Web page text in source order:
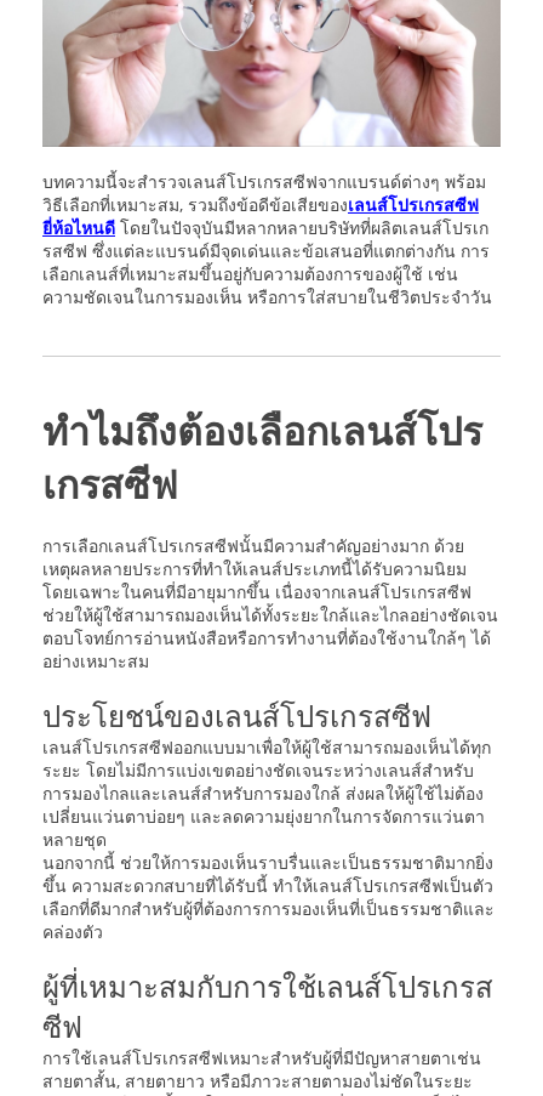
บทความนี้จะสำรวจเลนส์โปรเกรสซีฟจากแบรนด์ต่างๆ พร้อม
วิธีเลือกที่เหมาะสม, รวมถึงข้อดีข้อเสียของเลนส์โปรเกรสซีฟ
ยี่ห้อไหนดี โดยในปัจจุบันมีหลากหลายบริษัทที่ผลิตเลนส์โปรเก
รสซีฟ ซึ่งแต่ละแบรนด์มีจุดเด่นและข้อเสนอที่แตกต่างกัน การ
เลือกเลนส์ที่เหมาะสมขึ้นอยู่กับความต้องการของผู้ใช้ เช่น
ความชัดเจนในการมองเห็น หรือการใส่สบายในชีวิตประจำวัน
ทำไมถึงต้องเลือกเลนส์โปร
เกรสซีฟ
การเลือกเลนส์โปรเกรสซีฟนั้นมีความสำคัญอย่างมาก ด้วย
เหตุผลหลายประการที่ทำให้เลนส์ประเภทนี้ได้รับความนิยม
โดยเฉพาะในคนที่มีอายุมากขึ้น เนื่องจากเลนส์โปรเกรสซีฟ
ช่วยให้ผู้ใช้สามารถมองเห็นได้ทั้งระยะใกล้และไกลอย่างชัดเจน
ตอบโจทย์การอ่านหนังสือหรือการทำงานที่ต้องใช้งานใกล้ๆ ได้
อย่างเหมาะสม
ประโยชน์ของเลนส์โปรเกรสซีฟ
เลนส์โปรเกรสซีฟออกแบบมาเพื่อให้ผู้ใช้สามารถมองเห็นได้ทุก
ระยะ โดยไม่มีการแบ่งเขตอย่างชัดเจนระหว่างเลนส์สำหรับ
การมองไกลและเลนส์สำหรับการมองใกล้ ส่งผลให้ผู้ใช้ไม่ต้อง
เปลี่ยนแว่นตาบ่อยๆ และลดความยุ่งยากในการจัดการแว่นตา
หลายชุด
นอกจากนี้ ช่วยให้การมองเห็นราบรื่นและเป็นธรรมชาติมากยิ่ง
ขึ้น ความสะดวกสบายที่ได้รับนี้ ทำให้เลนส์โปรเกรสซีฟเป็นตัว
เลือกที่ดีมากสำหรับผู้ที่ต้องการการมองเห็นที่เป็นธรรมชาติและ
คล่องตัว
ผู้ที่เหมาะสมกับการใช้เลนส์โปรเกรส
ซีฟ
การใช้เลนส์โปรเกรสซีฟเหมาะสำหรับผู้ที่มีปัญหาสายตาเช่น
สายตาสั้น, สายตายาว หรือมีภาวะสายตามองไม่ชัดในระยะ